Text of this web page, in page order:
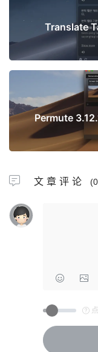
Translate
文章评论